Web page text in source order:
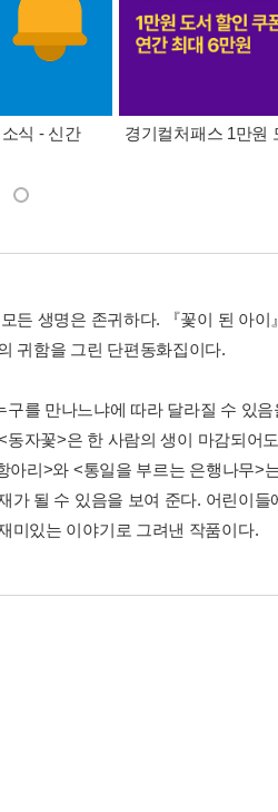
식 - 신간
경기컬처패스 1만원
든 생명은 존귀하다. 『꽃이 된 아이
귀함을 그린 단편동화집이다.
를 만나느냐에 따라 달라질 수 있
자꽃>은 한 사람의 생이 마감되어
리>와 <통일을 부르는 은행나무>
가 될 수 있음을 보여 준다. 어린이들
미있는 이야기로 그려낸 작품이다.